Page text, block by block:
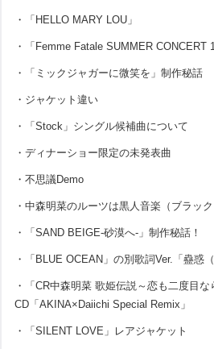
・「HELLO MARY LOU」
・「Femme Fatale SUMMER CONCERT
・「ミックジャガーに微笑を」制作秘話
・ジャケット違い
・「Stock」シングル候補曲について
・ディナーショー限定の未発表曲
・不思議Demo
・中森明菜のルーツは黒人音楽（ブラック
・「SAND BEIGE-砂漠へ-」制作秘話！
・「BLUE OCEAN」の別歌詞Ver.「蠱惑
・「CR中森明菜 歌姫伝説～恋も二度目な
CD「AKINA×Daiichi Special Remix」
・「SILENT LOVE」レアジャケット